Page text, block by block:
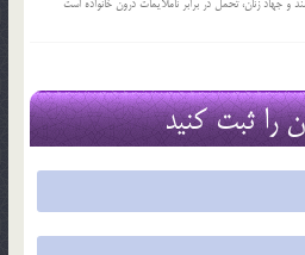
را ثبت کنید